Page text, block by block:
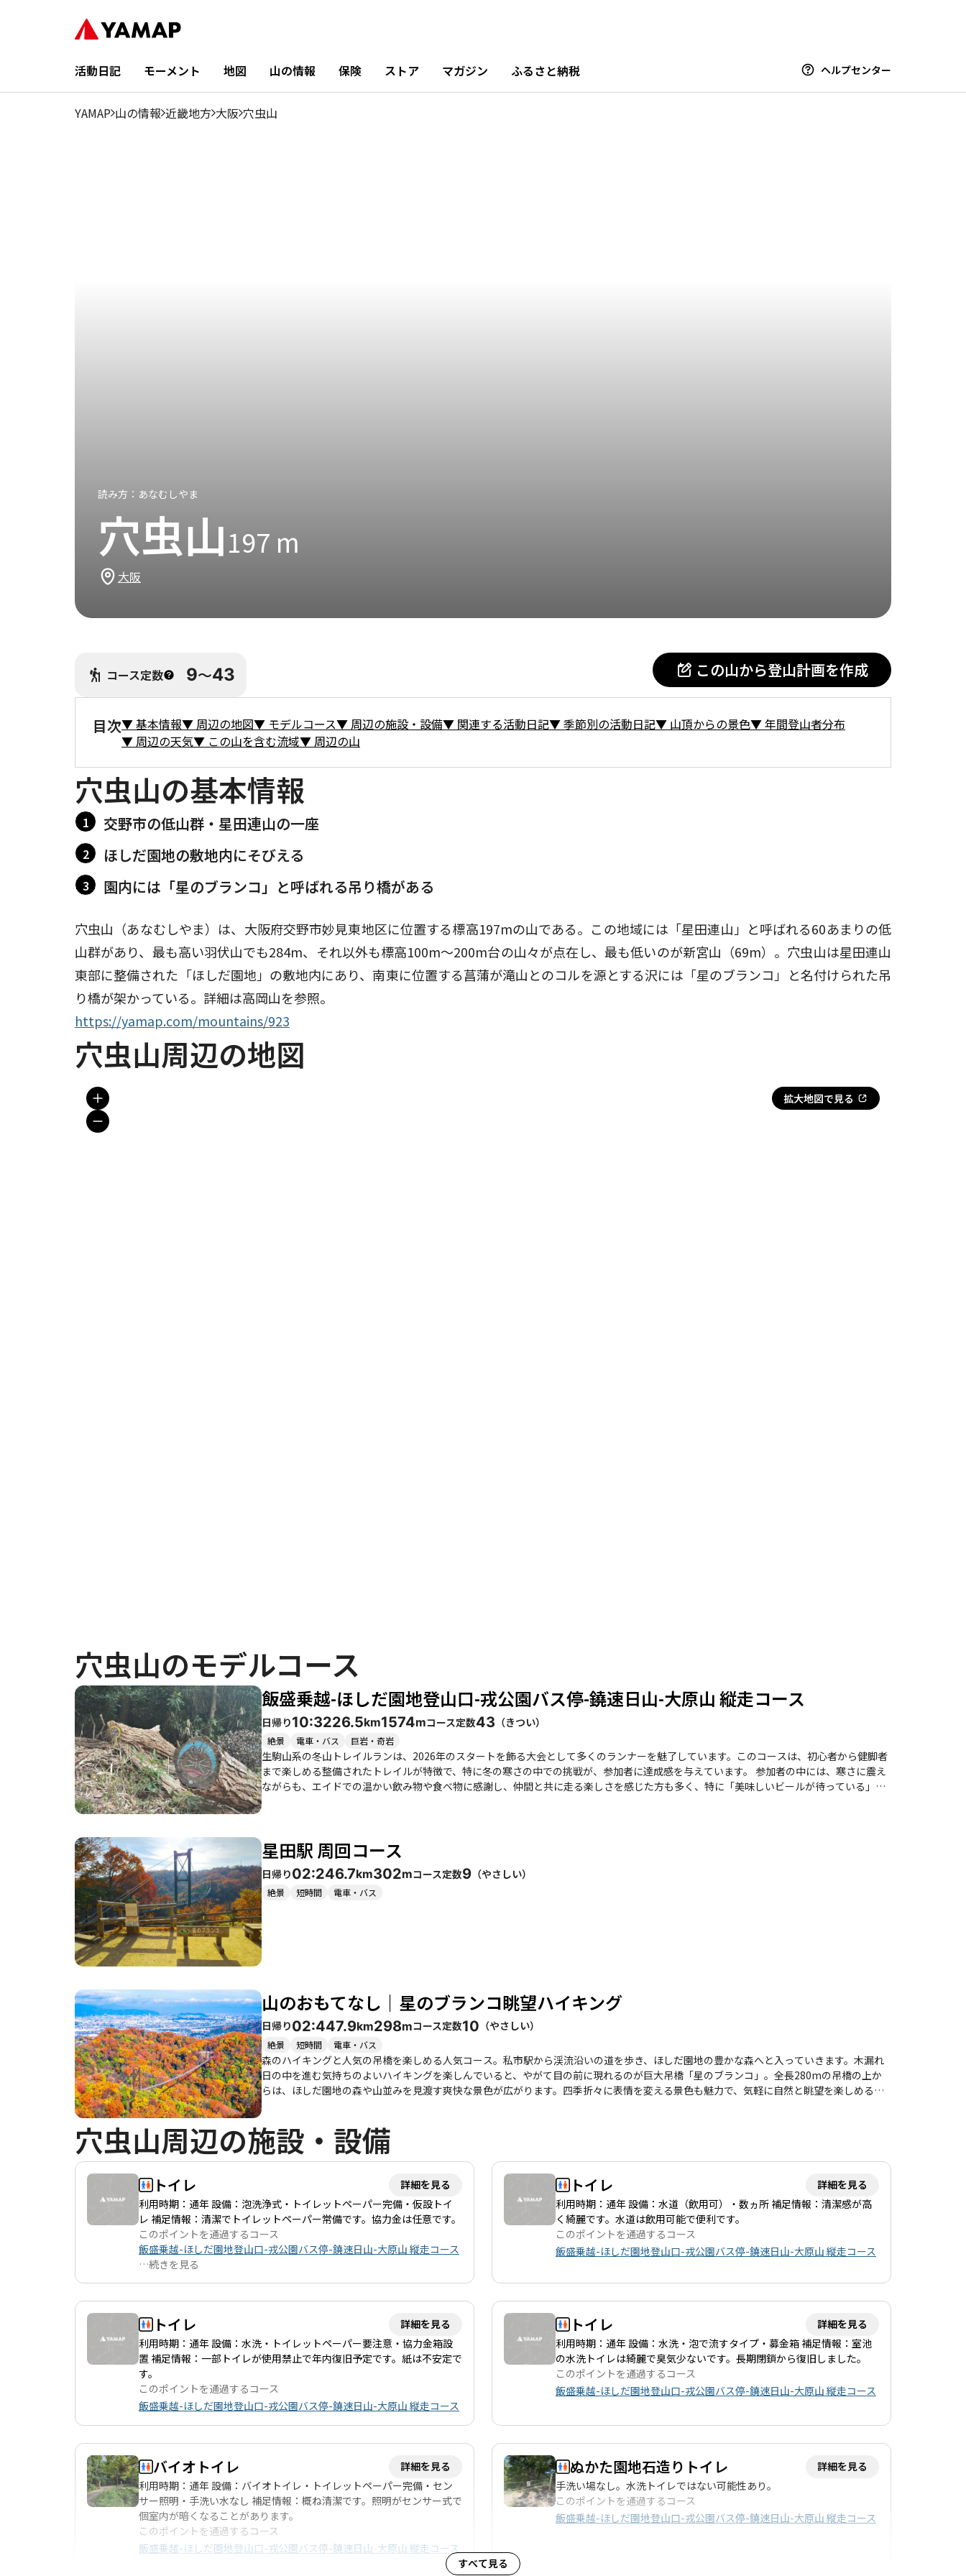
活動日記 モーメント 地図 山の情報 保険 ストア マガジン ふるさと納税 ヘルプセンター
YAMAP 山の情報 近畿地方 大阪 穴虫山
読み方： あなむしやま
穴虫山197 m
大阪
コース定数 9〜43 この山から登山計画を作成
目次▼基本情報▼ 周辺の地図▼ モデルコース▼ 周辺の施設・設備▼ 関連する活動日記▼季節別の活動日記▼ 山頂からの景色▼年間登山者分布
▼ 周辺の天気▼ この山を含む流域▼ 周辺の山
穴虫山の基本情報
交野市の低山群・星田連山の一座
ほしだ園地の敷地内にそびえる
園内には「星のブランコ」と呼ばれる吊り橋がある
穴虫山（あなむしやま）は、大阪府交野市妙見東地区に位置する標高197mの山である。この地域には「星田連山」と呼ばれる60あまりの低
山群があり、最も高い羽伏山でも284m、それ以外も標高100m〜200m台の山々が点在し、最も低いのが新宮山（69m）。穴虫山は星田連山
東部に整備された「ほしだ園地」の敷地内にあり、南東に位置する菖蒲が滝山とのコルを源とする沢には「星のブランコ」と名付けられた吊
https://yamap.com/mountains/923
穴虫山周辺の地図
拡大地図で見る
穴虫山のモデルコース
飯盛乗越-ほしだ園地登山口-戎公園バス停-鐃速日山-大原山 縦走コース
日帰り10:3226.5km1574mコース定数43 （きつい）
絶景 電車・バス 巨岩・奇岩
生駒山系の冬山トレイルランは、2026年のスタートを飾る大会として多くのランナーを魅了しています。このコースは、初心者から健脚者
まで楽しめる整備されたトレイルが特徴で、特に冬の寒さの中での挑戦が、参加者に達成感を与えています。 参加者の中には、寒さに震え
ながらも、エイドでの温かい飲み物や食べ物に感謝し、仲間と共に走る楽しさを感じた方も多く、特に「美味しいビールが待っている」と
ズメバチの巣がある場所もあるため、活動期には十分な注意が求められます。 このトレイルランは、仲間と共に挑戦することで、より一層
の楽しさを感じられるイベントです。特に、初めてのトレランに挑戦する方には、仲間と励まし合いながら走ることができるため、おすす
めです。ゴール後の達成感と共に、周辺の温泉やグルメを楽しむことも、このコースの魅力の一つです。冬の生駒山系でのトレイルラン
は、自然の美しさと仲間との絆を深める素晴らしい体験となるでしょう。
星田駅 周回コース
日帰り02:246.7km302mコース定数9 （やさしい）
絶景 短時間 電車・バス
山のおもてなし｜星のブランコ眺望ハイキング
日帰り02:447.9km298mコース定数10 （やさしい）
絶景 短時間 電車・バス
森のハイキングと人気の吊橋を楽しめる人気コース。私市駅から渓流沿いの道を歩き、ほしだ園地の豊かな森へと入っていきます。木漏れ
日の中を進む気持ちのよいハイキングを楽しんでいると、やがて目の前に現れるのが巨大吊橋「星のブランコ」。全長280mの吊橋の上か
らは、ほしだ園地の森や山並みを見渡す爽快な景色が広がります。四季折々に表情を変える景色も魅力で、気軽に自然と眺望を楽しめる人
穴虫山周辺の施設・設備
トイレ
詳細を見る
利用時期：通年 設備：泡洗浄式・トイレットペーパー完備・仮設トイ
レ 補足情報：清潔でトイレットペーパー常備です。協力金は任意です。
このポイントを通過するコース
飯盛乗越-ほしだ園地登山口-戎公園バス停-鐃速日山-大原山 縦走コース
…続きを見る
トイレ
詳細を見る
利用時期：通年 設備：水道（飲用可）・数ヵ所 補足情報：清潔感が高
く綺麗です。水道は飲用可能で便利です。
このポイントを通過するコース
飯盛乗越-ほしだ園地登山口-戎公園バス停-鐃速日山-大原山 縦走コース
トイレ
詳細を見る
利用時期：通年 設備：水洗・トイレットペーパー要注意・協力金箱設
置 補足情報：一部トイレが使用禁止で年内復旧予定です。紙は不安定で
す。
このポイントを通過するコース
飯盛乗越-ほしだ園地登山口-戎公園バス停-鐃速日山-大原山 縦走コース
トイレ
詳細を見る
利用時期：通年 設備：水洗・泡で流すタイプ・募金箱 補足情報：室池
の水洗トイレは綺麗で臭気少ないです。長期閉鎖から復旧しました。
このポイントを通過するコース
飯盛乗越-ほしだ園地登山口-戎公園バス停-鐃速日山-大原山 縦走コース
バイオトイレ
詳細を見る
利用時期：通年 設備：バイオトイレ・トイレットペーパー完備・セン
サー照明・手洗い水なし 補足情報：概ね清潔です。照明がセンサー式で
個室内が暗くなることがあります。
このポイントを通過するコース
飯盛乗越-ほしだ園地登山口-戎公園バス停-鐃速日山-大原山 縦走コース
ぬかた園地石造りトイレ
詳細を見る
手洗い場なし。水洗トイレではない可能性あり。
このポイントを通過するコース
飯盛乗越-ほしだ園地登山口-戎公園バス停-鐃速日山-大原山 縦走コース
すべて見る
3月 4月 5月